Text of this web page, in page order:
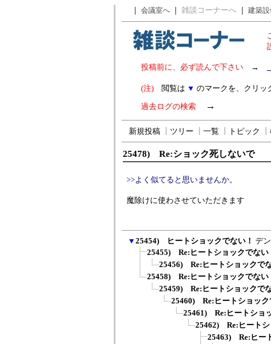
｜ 会議室へ ｜ 雑談コーナーへ ｜ 建築
投稿前に、必ず読んで下さい →
(注) 閲覧は ▼ のマークを、クリッ
過去ログの検索 →
新規投稿 ツリー 一覧 トピック
25478) Re:ショック死しないで
>>よく似てると思いませんか。
魔除けに使わさせていただきます
▼ 25454) ヒートショックでない！ デ
25455) Re:ヒートショックでない
25456) Re:ヒートショックで
25458) Re:ヒートショックでない
25459) Re:ヒートショックで
25460) Re:ヒートショック
25461) Re:ヒートショ
25462) Re:ヒートシ
25463) Re:ヒー